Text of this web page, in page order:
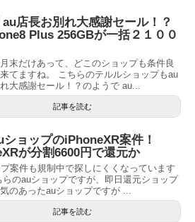
au店長お別れ大感謝セール！？
Plus 256GBが一括２１００
末だけあって、どこのショップも条件良
てますね。 こちらのテルルショップもau
大感謝セール！？のようで au...
記事を読む
ショップのiPhoneXR案件！
が分割6600円で還元か
案件も規制中で探しにくくなっています
らのauショップですが、即日還元ショップ
のあったauショップですが ...
記事を読む